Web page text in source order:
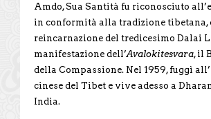
Amdo, Sua Santità fu riconosciuto
in conformità alla tradizione tibetana,
reincarnazione del tredicesimo Dalai
manifestazione dell’Avalokitesvara, il
della Compassione. Nel 1959, fuggì
cinese del Tibet e vive adesso a
India.